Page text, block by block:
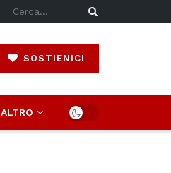
SOSTIENICI
ALTRO